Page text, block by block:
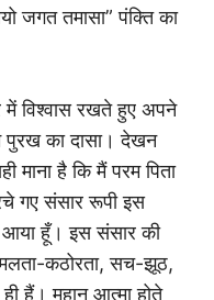
जगत तमासा” पंक्ति का
में विश्वास रखते हुए अपने
पुरख का दासा। देखन
माना है कि मैं परम पिता
गए संसार रूपी इस
आया हूँ। इस संसार की
कठोरता, सच-झूठ,
हैं। महान् आत्मा होते